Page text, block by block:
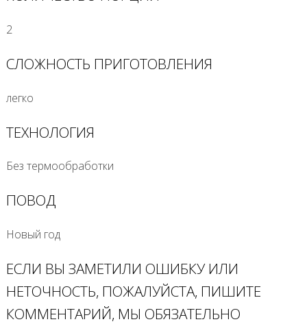
2
СЛОЖНОСТЬ ПРИГОТОВЛЕНИЯ
легко
ТЕХНОЛОГИЯ
Без термообработки
ПОВОД
Новый год
ЕСЛИ ВЫ ЗАМЕТИЛИ ОШИБКУ ИЛИ
НЕТОЧНОСТЬ, ПОЖАЛУЙСТА, ПИШИТЕ
КОММЕНТАРИЙ, МЫ ОБЯЗАТЕЛЬНО